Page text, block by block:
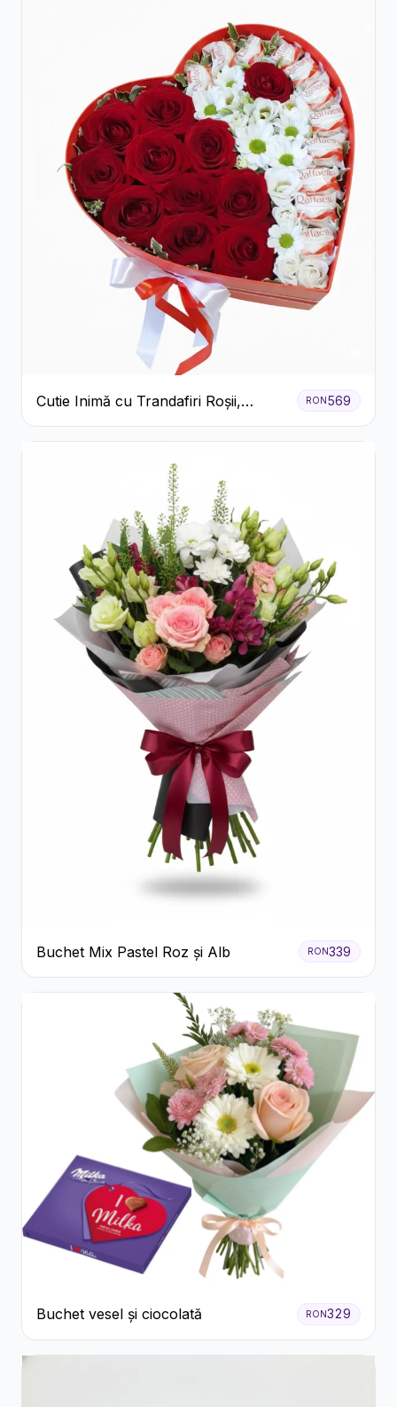
Cutie Inimă cu Trandafiri Roșii,
Crizanteme Albe și Bomboane
Raffaello
RON 569
Buchet Mix Pastel Roz și Alb RON339
Buchet vesel și ciocolată RON329